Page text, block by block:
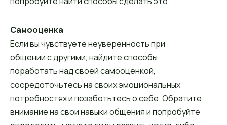
Самооценка
Если вы чувствуете неуверенность при
общении с другими, найдите способы
поработать над своей самооценкой,
сосредоточьтесь на своих эмоциональных
потребностях и позаботьтесь о себе. Обратите
внимание на свои навыки общения и попробуйте